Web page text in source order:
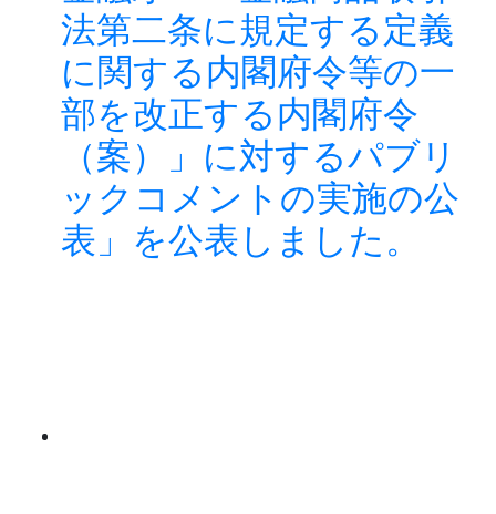
法第二条に規定する定義
に関する内閣府令等の一
部を改正する内閣府令
（案）」に対するパブリ
ックコメントの実施の公
表」を公表しました。